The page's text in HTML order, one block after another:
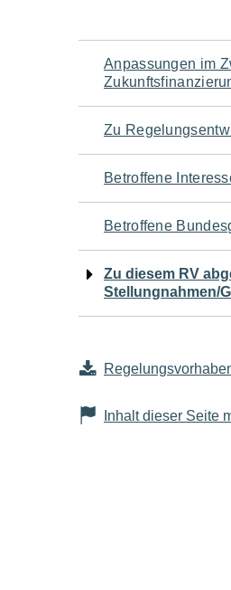
für
den
Anpassungen im
Zu
Betroffene
Betroffene
Zu diesem RV
Stellungnahmen/
Inhalt dieser Seite